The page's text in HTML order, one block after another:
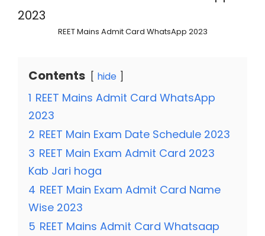
REET Mains Admit Card WhatsApp 2023
Contents hide
1 REET Mains Admit Card WhatsApp
2023
2 REET Main Exam Date Schedule 2023
3 REET Main Exam Admit Card 2023
Kab Jari hoga
4 REET Main Exam Admit Card Name
Wise 2023
5 REET Mains Admit Card Whatsaap